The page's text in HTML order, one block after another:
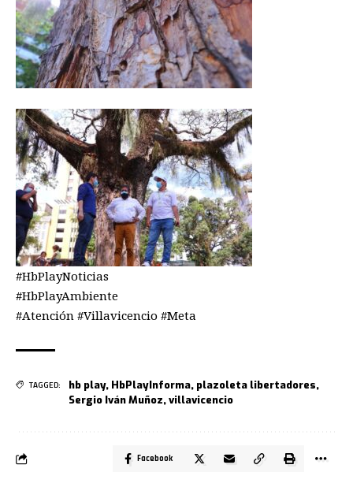
#HbPlayNoticias
#HbPlayAmbiente
#Atención #Villavicencio #Meta
TAGGED: hb play, HbPlayInforma, plazoleta libertadores,
Sergio Iván Muñoz,villavicencio
Facebook